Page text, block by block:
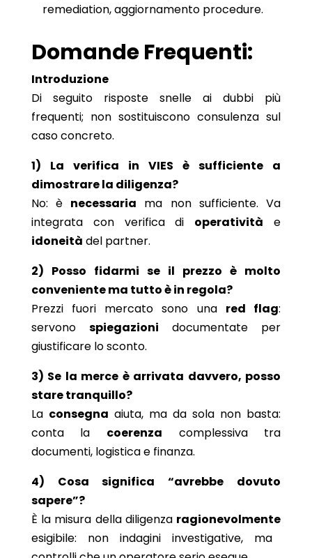
remediation, aggiornamento procedure.
Domande Frequenti:
Introduzione
Di seguito risposte snelle ai dubbi più
frequenti; non sostituiscono consulenza sul
caso concreto.
1) La verifica in VIES è sufficiente a
dimostrare la diligenza?
No: è necessaria ma non sufficiente. Va
integrata con verifica di operatività e
idoneità del partner.
2) Posso fidarmi se il prezzo è molto
conveniente ma tutto è in regola?
Prezzi fuori mercato sono una red flag:
servono spiegazioni documentate per
giustificare lo sconto.
3) Se la merce è arrivata davvero, posso
stare tranquillo?
La consegna aiuta, ma da sola non basta:
conta la coerenza complessiva tra
documenti, logistica e finanza.
4) Cosa significa “avrebbe dovuto
sapere”?
È la misura della diligenza ragionevolmente
esigibile: non indagini investigative, ma